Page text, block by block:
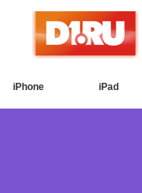
iPhone iPad